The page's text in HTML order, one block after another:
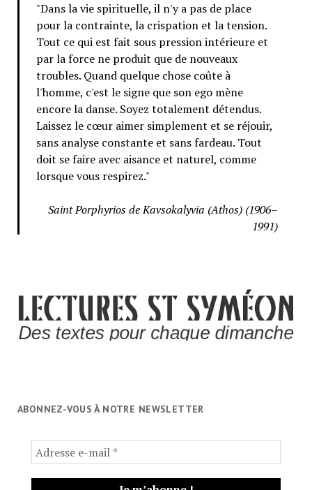
"Dans la vie spirituelle, il n'y a pas de place
pour la contrainte, la crispation et la tension.
Tout ce qui est fait sous pression intérieure et
par la force ne produit que de nouveaux
troubles. Quand quelque chose coûte à
l'homme, c'est le signe que son ego mène
encore la danse. Soyez totalement détendus.
Laissez le cœur aimer simplement et se réjouir,
sans analyse constante et sans fardeau. Tout
doit se faire avec aisance et naturel, comme
lorsque vous respirez."
Saint Porphyrios de Kavsokalyvia (Athos) (1906–
1991)
ABONNEZ-VOUS À NOTRE NEWSLETTER